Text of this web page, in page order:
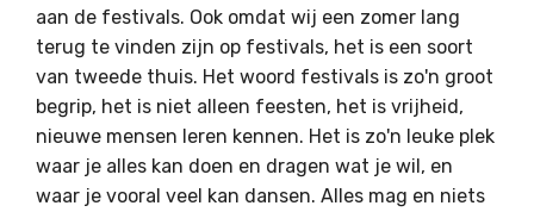
aan de festivals. Ook omdat wij een zomer lang
terug te vinden zijn op festivals, het is een soort
van tweede thuis. Het woord festivals is zo'n groot
begrip, het is niet alleen feesten, het is vrijheid,
nieuwe mensen leren kennen. Het is zo'n leuke plek
waar je alles kan doen en dragen wat je wil, en
waar je vooral veel kan dansen. Alles mag en niets